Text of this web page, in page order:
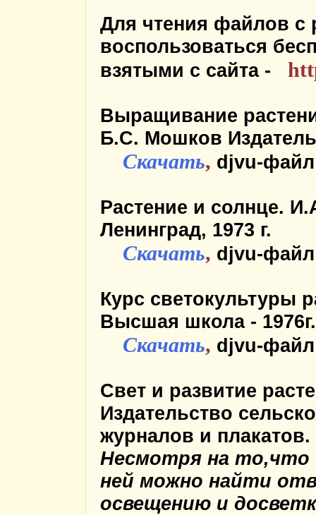
Для чтения файлов
воспользоваться
взятыми с сайта -
Выращивание
Б.С. Мошков
Скачать, djvu-
Растение и солнце.
Ленинград, 1973 г.
Скачать, djvu-
Курс светокультуры
Высшая школа - 1976г.
Скачать, djvu-
Свет и развитие
Издательство
журналов и
Несмотря на то,что
ней можно найти
освещению и